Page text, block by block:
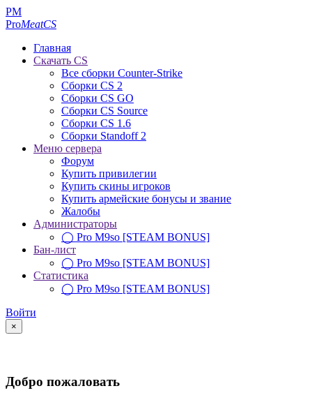
PM
ProMeatCS
Главная
Скачать CS
Все сборки Counter-Strike
Сборки CS 2
Сборки CS GO
Сборки CS Source
Сборки CS 1.6
Сборки Standoff 2
Меню сервера
Форум
Купить привилегии
Купить скины игроков
Купить армейские бонусы и звание
Жалобы
Администраторы
◯ Pro M9so [STEAM BONUS]
Бан-лист
◯ Pro M9so [STEAM BONUS]
Статистика
◯ Pro M9so [STEAM BONUS]
Войти
×
Добро пожаловать